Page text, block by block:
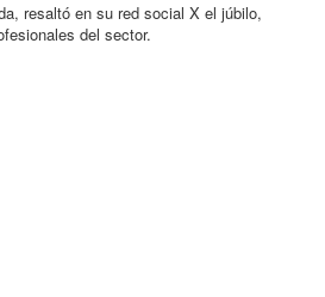
resaltó en su red social X el júbilo,
del sector.